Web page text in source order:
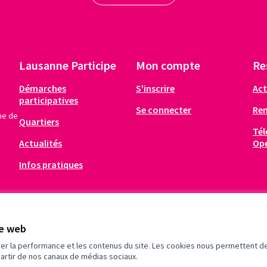
web
la performance et les contenus du site. Les cookies nous permettent
de nos canaux de médias sociaux.
02 Le Terminus/bar/scène/bus
de
Lausanne Participe
Démarches
participatives
Quartiers
Actualités
Infos pratiques
Mon compte
S'inscrire
Se connecter